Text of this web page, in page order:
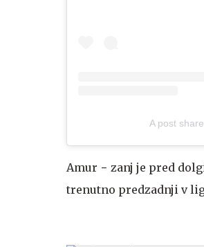
A post
Amur − zanj je pred
trenutno predzadnji v